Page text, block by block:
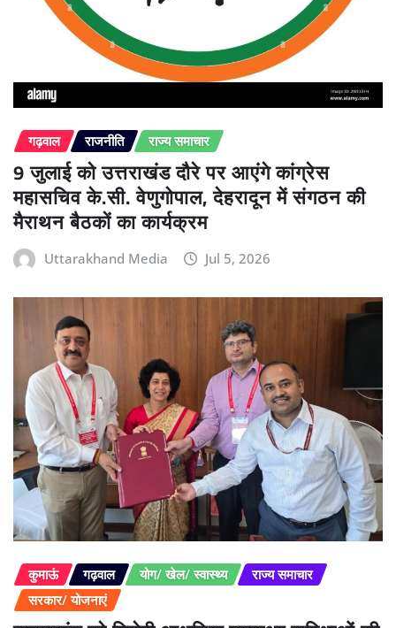
गढ़वाल राजनीति राज्य समाचार
9 जुलाई को उत्तराखंड दौरे पर आएंगे कांग्रेस
महासचिव के.सी. वेणुगोपाल, देहरादून में संगठन की
मैराथन बैठकों का कार्यक्रम
Uttarakhand Media Jul 5, 2026
कुमाऊं गढ़वाल योग/ खेल/ स्वास्थ्य
राज्य समाचार
सरकार/ योजनाएं